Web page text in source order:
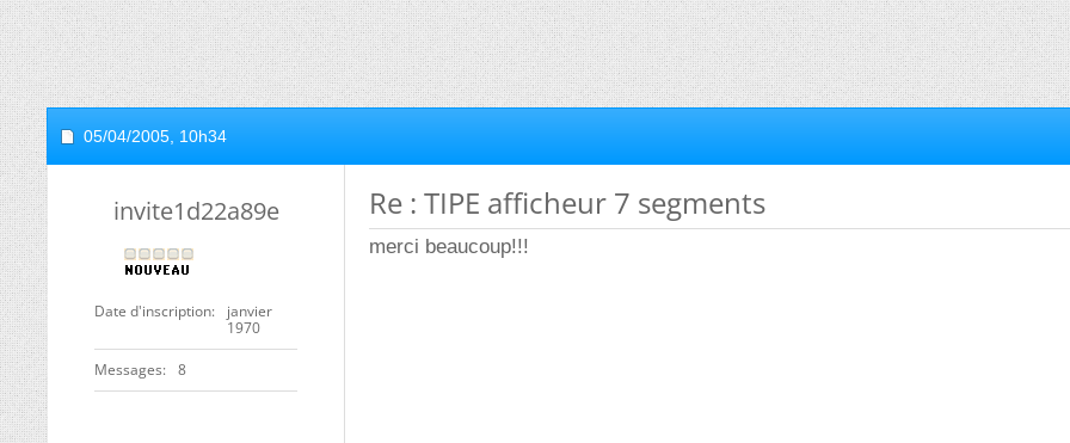
05/04/2005, 10h34
invite1d22a89e
Date d'inscription
janvier
1970
Messages 8
Re : TIPE afficheur 7 segments
merci beaucoup!!!